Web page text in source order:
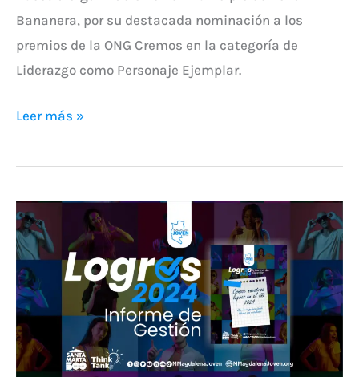
Bananera, por su destacada nominación a los
premios de la ONG Cremos en la categoría de
Liderazgo como Personaje Ejemplar.
Leer más »
Magdalena
Joven
presenta
su
Informe
de
Gestión